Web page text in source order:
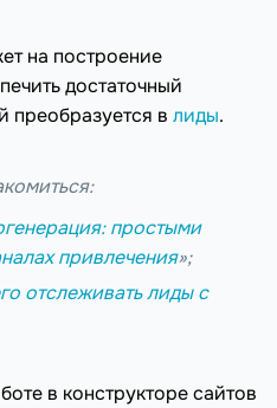
на построение
достаточный
преобразуется в лиды.
простыми
привлечения»;
отслеживать лиды с
в конструкторе сайтов